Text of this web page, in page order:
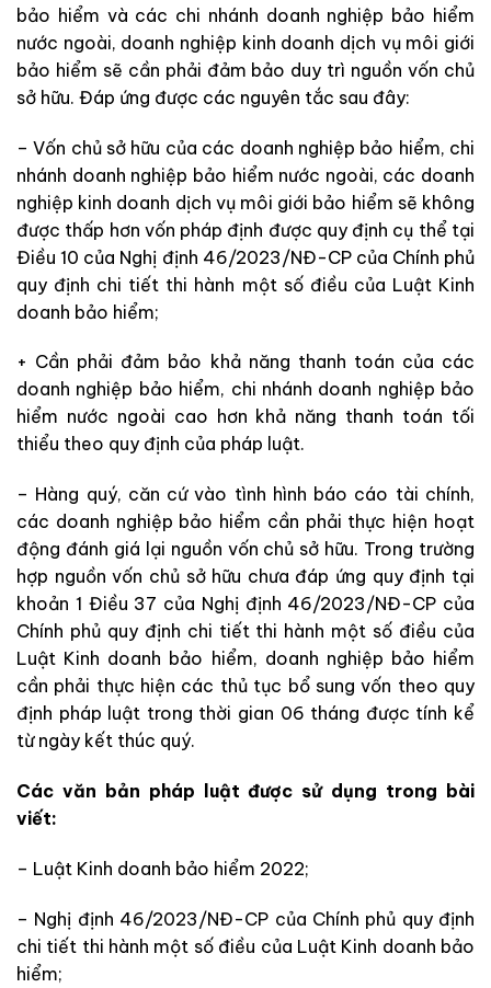
bảo hiểm và các chi nhánh doanh nghiệp bảo hiểm
nước ngoài, doanh nghiệp kinh doanh dịch vụ môi giới
bảo hiểm sẽ cần phải đảm bảo duy trì nguồn vốn chủ
sở hữu. Đáp ứng được các nguyên tắc sau đây:
– Vốn chủ sở hữu của các doanh nghiệp bảo hiểm, chi
nhánh doanh nghiệp bảo hiểm nước ngoài, các doanh
nghiệp kinh doanh dịch vụ môi giới bảo hiểm sẽ không
được thấp hơn vốn pháp định được quy định cụ thể tại
Điều 10 của Nghị định 46/2023/NĐ-CP của Chính phủ
quy định chi tiết thi hành một số điều của Luật Kinh
doanh bảo hiểm;
+ Cần phải đảm bảo khả năng thanh toán của các
doanh nghiệp bảo hiểm, chi nhánh doanh nghiệp bảo
hiểm nước ngoài cao hơn khả năng thanh toán tối
thiểu theo quy định của pháp luật.
– Hàng quý, căn cứ vào tình hình báo cáo tài chính,
các doanh nghiệp bảo hiểm cần phải thực hiện hoạt
động đánh giá lại nguồn vốn chủ sở hữu. Trong trường
hợp nguồn vốn chủ sở hữu chưa đáp ứng quy định tại
khoản 1 Điều 37 của Nghị định 46/2023/NĐ-CP của
Chính phủ quy định chi tiết thi hành một số điều của
Luật Kinh doanh bảo hiểm, doanh nghiệp bảo hiểm
cần phải thực hiện các thủ tục bổ sung vốn theo quy
định pháp luật trong thời gian 06 tháng được tính kể
từ ngày kết thúc quý.
Các văn bản pháp luật được sử dụng trong bài
viết:
– Luật Kinh doanh bảo hiểm 2022;
– Nghị định 46/2023/NĐ-CP của Chính phủ quy định
chi tiết thi hành một số điều của Luật Kinh doanh bảo
hiểm;